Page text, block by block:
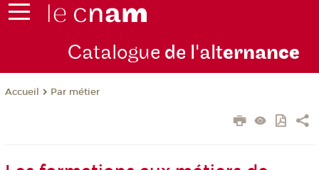
Catalogue de l'alternance
Accueil Par métier